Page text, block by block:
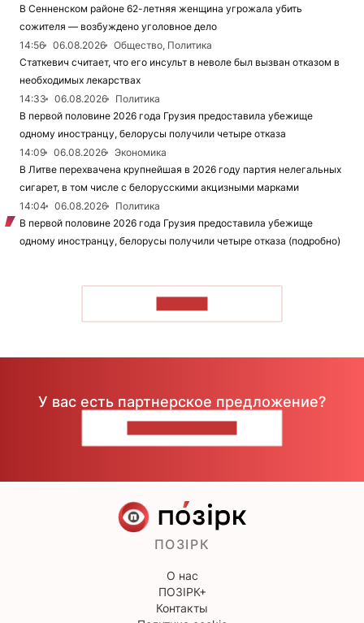
В Сенненском районе 62-летняя женщина угрожала убить
сожителя — возбуждено уголовное дело
14:56
06.08.2026
Общество, Политика
Статкевич считает, что его инсульт в неволе был вызван отказом в
необходимых лекарствах
14:33
06.08.2026
Политика
В первой половине 2026 года Грузия предоставила убежище
одному иностранцу, белорусы получили четыре отказа
14:09
06.08.2026
Экономика
В Литве перехвачена крупнейшая в 2026 году партия нелегальных
сигарет, в том числе с белорусскими акцизными марками
14:04
06.08.2026
Политика
В первой половине 2026 года Грузия предоставила убежище
одному иностранцу, белорусы получили четыре отказа (подробно)
У вас есть партнерское предложение?
ПОЗІРК
О нас
ПОЗІРК+
Контакты